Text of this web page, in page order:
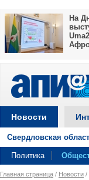
На
Новости
Свердловская
Политика
Главная страница / Новости /